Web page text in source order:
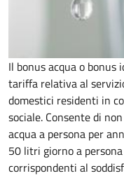
Il bonus acqua o
tariffa relativa al
domestici residenti in
sociale. Consente di
acqua a persona per
50 litri giorno a
corrispondenti al